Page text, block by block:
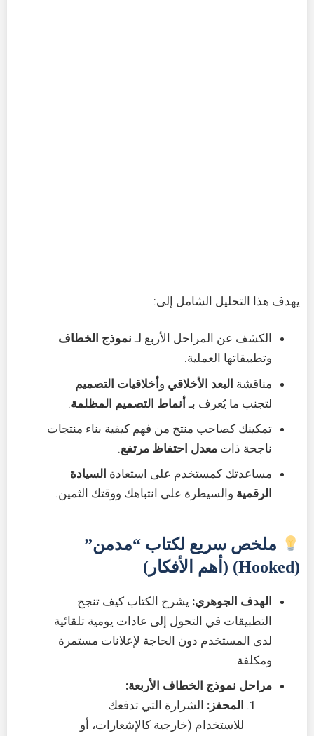
يهدف هذا التحليل الشامل إلى:
الكشف عن المراحل الأربع لـ نموذج الخطاف
وتطبيقاتها العملية.
مناقشة البعد الأخلاقي وأخلاقيات التصميم
لتجنب ما يُعرف بـ أنماط التصميم المظلمة.
تمكينك كصاحب منتج من فهم كيفية بناء منتجات
ناجحة ذات معدل احتفاظ مرتفع.
مساعدتك كمستخدم على استعادة السيادة
الرقمية والسيطرة على انتباهك ووقتك الثمين.
ملخص سريع لكتاب “مدمن”
(Hooked) (أهم الأفكار)
الهدف الجوهري: يشرح الكتاب كيف تنجح
التطبيقات في التحول إلى عادات يومية تلقائية
لدى المستخدم دون الحاجة لإعلانات مستمرة
ومكلفة.
مراحل نموذج الخطاف الأربعة:
المحفز: الشرارة التي تدفعك
للاستخدام (خارجية كالإشعارات، أو